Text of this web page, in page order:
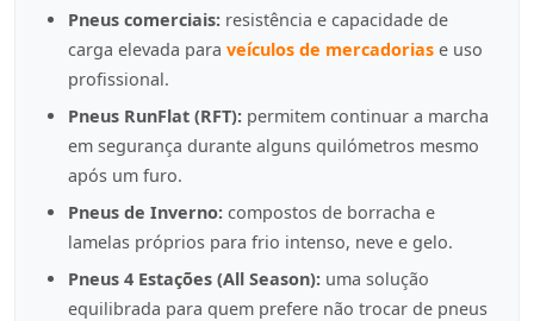
Pneus comerciais: resistência e capacidade de
carga elevada para veículos de mercadorias e uso
profissional.
Pneus RunFlat (RFT): permitem continuar a marcha
em segurança durante alguns quilómetros mesmo
após um furo.
Pneus de Inverno: compostos de borracha e
lamelas próprios para frio intenso, neve e gelo.
Pneus 4 Estações (All Season): uma solução
equilibrada para quem prefere não trocar de pneus